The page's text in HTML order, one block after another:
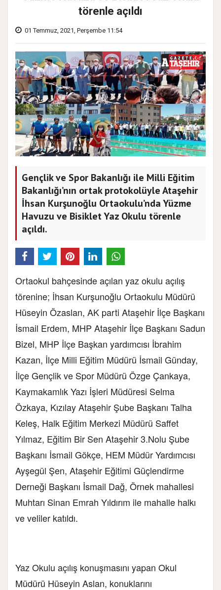
törenle açıldı
01 Temmuz, 2021, Perşembe 11:54
Gençlik ve Spor Bakanlığı ile Milli Eğitim
Bakanlığı’nın ortak protokolüyle Ataşehir
İhsan Kurşunoğlu Ortaokulu’nda Yüzme
Havuzu ve Bisiklet Yaz Okulu törenle
açıldı.
Ortaokul bahçesinde açılan yaz okulu açılış
törenine; İhsan Kurşunoğlu Ortaokulu Müdürü
Hüseyin Özaslan, AK parti Ataşehir İlçe Başkanı
İsmail Erdem, MHP Ataşehir İlçe Başkanı Sadun
Bizel, MHP İlçe Başkan yardımcısı İbrahim
Kazan, İlçe Milli Eğitim Müdürü İsmail Günday,
İlçe Gençlik ve Spor Müdürü Özge Çankaya,
Kaymakamlık Yazı İşleri Müdüresi Selma
Özkaya, Kızılay Ataşehir Şube Başkanı Talha
Keleş, Halk Eğitim Merkezi Müdürü Saffet
Yılmaz, Eğitim Bir Sen Ataşehir 3.Nolu Şube
Başkanı İsmail Gökçe, HEM Müdür Yardımcısı
Ayşegül Şen, Ataşehir Eğitimi Güçlendirme
Derneği Başkanı İsmail Dağ, Örnek mahallesi
Muhtarı Sinan Emrah Yıldırım ile mahalle halkı
ve veliler katıldı.
Yaz Okulu açılış konuşmasını yapan Okul
Müdürü Hüseyin Aslan, konuklarını